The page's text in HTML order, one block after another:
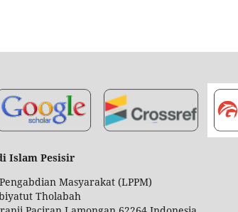
Islam Pesisir
Masyarakat (LPPM)
Tholabah